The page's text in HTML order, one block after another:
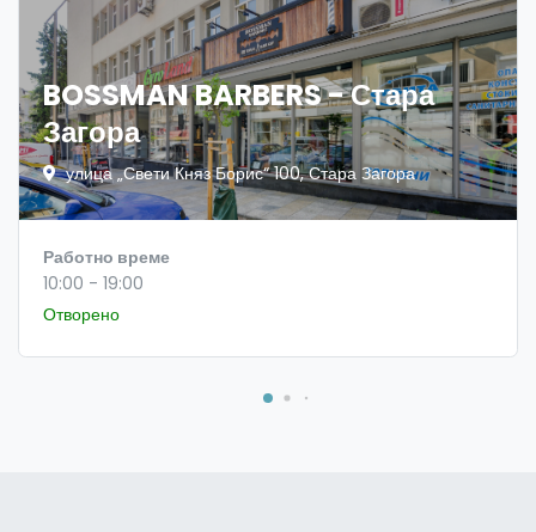
BOSSMAN BARBERS - Стара
Загора
улица „Свети Княз Борис“ 100, Стара Загора
Работно време
10:00 - 19:00
Отворено